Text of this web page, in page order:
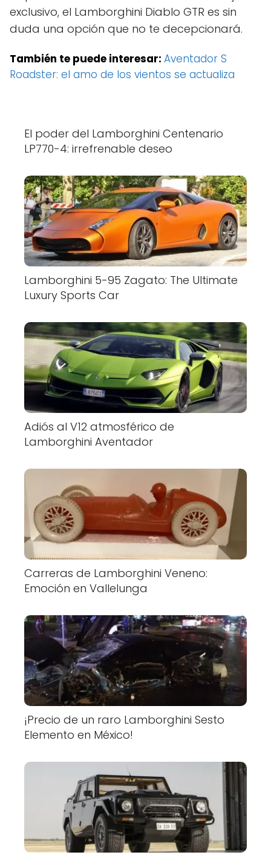
exclusivo, el Lamborghini Diablo GTR es sin
duda una opción que no te decepcionará.
También te puede interesar: Aventador S
Roadster: el amo de los vientos se actualiza
El poder del Lamborghini Centenario
LP770-4: irrefrenable deseo
Lamborghini 5-95 Zagato: The Ultimate
Luxury Sports Car
Adiós al V12 atmosférico de
Lamborghini Aventador
Carreras de Lamborghini Veneno:
Emoción en Vallelunga
¡Precio de un raro Lamborghini Sesto
Elemento en México!